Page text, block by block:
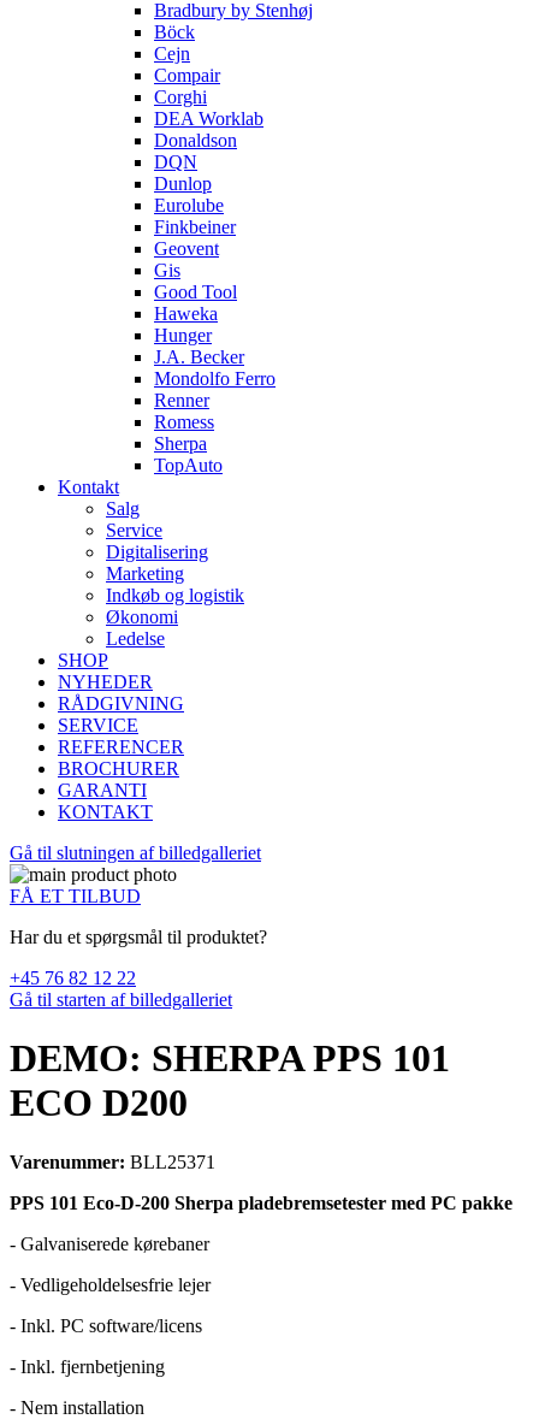
Bradbury by Stenhøj
Böck
Cejn
Compair
Corghi
DEA Worklab
Donaldson
DQN
Dunlop
Eurolube
Finkbeiner
Geovent
Gis
Good Tool
Haweka
Hunger
J.A. Becker
Mondolfo Ferro
Renner
Romess
Sherpa
TopAuto
Kontakt
Salg
Service
Digitalisering
Marketing
Indkøb og logistik
Økonomi
Ledelse
SHOP
NYHEDER
RÅDGIVNING
SERVICE
REFERENCER
BROCHURER
GARANTI
KONTAKT
Gå til slutningen af billedgalleriet
FÅ ET TILBUD
Har du et spørgsmål til produktet?
+45 76 82 12 22
Gå til starten af billedgalleriet
DEMO: SHERPA PPS 101
ECO D200
Varenummer: BLL25371
PPS 101 Eco-D-200 Sherpa pladebremsetester med PC pakke
- Galvaniserede kørebaner
- Vedligeholdelsesfrie lejer
- Inkl. PC software/licens
- Inkl. fjernbetjening
- Nem installation